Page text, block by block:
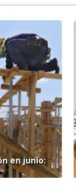
en junio: